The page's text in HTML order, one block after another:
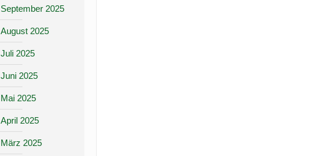
September 2025
August 2025
Juli 2025
Juni 2025
Mai 2025
April 2025
März 2025